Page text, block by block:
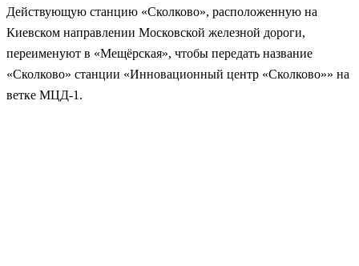
Действующую станцию «Сколково», расположенную на
Киевском направлении Московской железной дороги,
переименуют в «Мещёрская», чтобы передать название
«Сколково» станции «Инновационный центр «Сколково»» на
ветке МЦД-1.